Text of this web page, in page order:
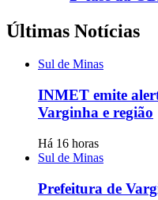
Últimas Notícias
Sul de Minas
INMET emite
Varginha e região
Há 16 horas
Sul de Minas
Prefeitura de